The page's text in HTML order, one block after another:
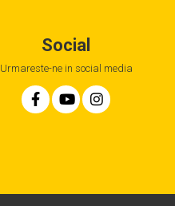
Social
Urmareste-ne in social media